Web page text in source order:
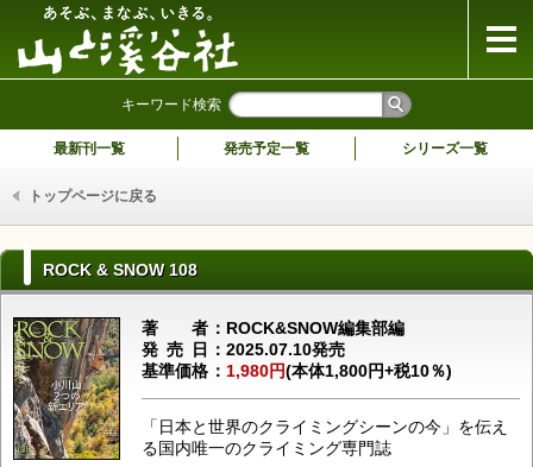
キーワード検索
最新刊一覧 発売予定一覧 シリーズ一覧
トップページに戻る
ROCK & SNOW 108
著者ROCK&SNOW編集部編
発売日 2025.07.10発売
基準価格
1,980円(本体1,800円+税10％)
「日本と世界のクライミングシーンの今」を伝え
る国内唯一のクライミング専門誌